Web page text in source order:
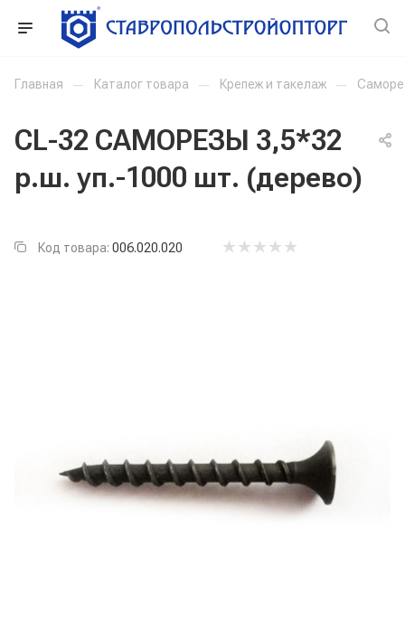
Главная — Каталог товара — Крепеж и такелаж —
CL-32 САМОРЕЗЫ 3,5*32
р.ш. уп.-1000 шт. (дерево)
Код товара: 006.020.020